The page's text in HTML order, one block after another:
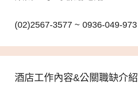
(02)2567-3577 ~ 0936-049-973
酒店工作內容&公關職缺介紹